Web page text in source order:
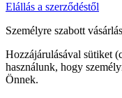
Elállás a szerződéstől
Személyre szabott
Hozzájárulásával sütiket
használunk, hogy
Önnek.